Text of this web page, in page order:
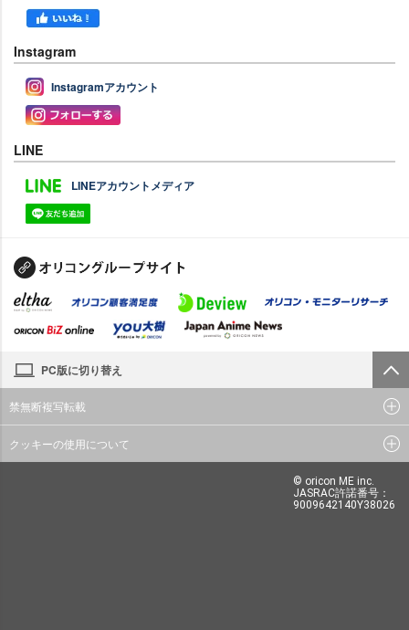
Instagram
Instagramアカウント
LINE
LINEアカウントメディア
PC版に切り替え
禁無断複写転載
クッキーの使用について
© oricon ME inc.
JASRAC許諾番号：
9009642140Y38026